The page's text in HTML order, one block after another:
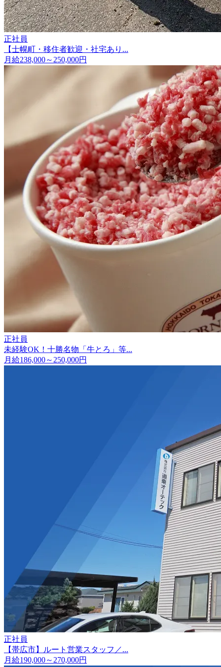
正社員
【士幌町・移住者歓迎・社宅あり...
月給238,000～250,000円
正社員
未経験OK！十勝名物「牛とろ」等...
月給186,000～250,000円
正社員
【帯広市】ルート営業スタッフ／...
月給190,000～270,000円